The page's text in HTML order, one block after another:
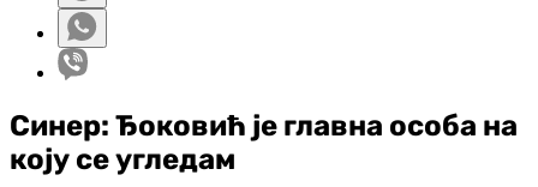
Синер: Ђоковић је главна особа на
коју се угледам